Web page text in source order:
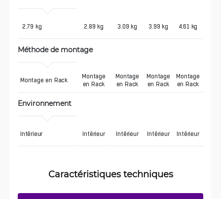
2.79 kg 2.89 kg 3.09 kg 3.99 kg 4.61 kg
Méthode de montage
Montage en Rack
Montage
en Rack
Montage
en Rack
Montage
en Rack
Montage
en Rack
Environnement
Intérieur Intérieur Intérieur Intérieur Intérieur
Caractéristiques techniques